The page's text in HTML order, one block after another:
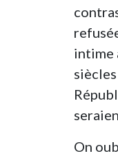
intime
On